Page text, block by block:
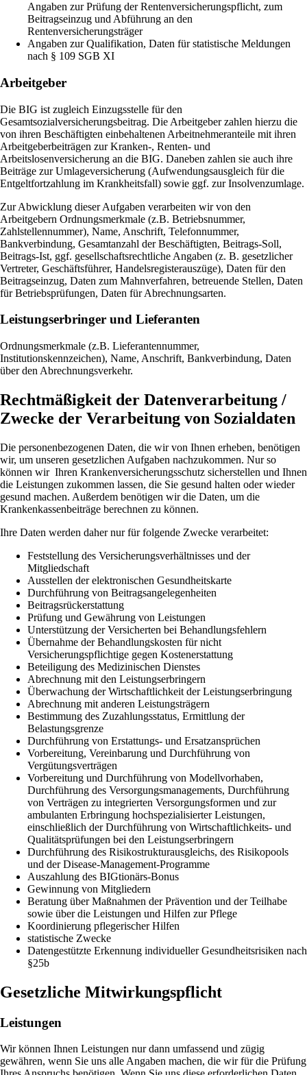
Angaben zur Prüfung der Rentenversicherungspflicht, zum
Beitragseinzug und Abführung an den
Rentenversicherungsträger
Angaben zur Qualifikation, Daten für statistische Meldungen
nach § 109 SGB XI
Arbeitgeber
Die BIG ist zugleich Einzugsstelle für den
Gesamtsozialversicherungsbeitrag. Die Arbeitgeber zahlen hierzu die
von ihren Beschäftigten einbehaltenen Arbeitnehmeranteile mit ihren
Arbeitgeberbeiträgen zur Kranken-, Renten- und
Arbeitslosenversicherung an die BIG. Daneben zahlen sie auch ihre
Beiträge zur Umlageversicherung (Aufwendungsausgleich für die
Entgeltfortzahlung im Krankheitsfall) sowie ggf. zur Insolvenzumlage.
Zur Abwicklung dieser Aufgaben verarbeiten wir von den
Arbeitgebern Ordnungsmerkmale (z.B. Betriebsnummer,
Zahlstellennummer), Name, Anschrift, Telefonnummer,
Bankverbindung, Gesamtanzahl der Beschäftigten, Beitrags-Soll,
Beitrags-Ist, ggf. gesellschaftsrechtliche Angaben (z. B. gesetzlicher
Vertreter, Geschäftsführer, Handelsregisterauszüge), Daten für den
Beitragseinzug, Daten zum Mahnverfahren, betreuende Stellen, Daten
für Betriebsprüfungen, Daten für Abrechnungsarten.
Leistungserbringer und Lieferanten
Ordnungsmerkmale (z.B. Lieferantennummer,
Institutionskennzeichen), Name, Anschrift, Bankverbindung, Daten
über den Abrechnungsverkehr.
Rechtmäßigkeit der Datenverarbeitung /
Zwecke der Verarbeitung von Sozialdaten
Die personenbezogenen Daten, die wir von Ihnen erheben, benötigen
wir, um unseren gesetzlichen Aufgaben nachzukommen. Nur so
können wir Ihren Krankenversicherungsschutz sicherstellen und Ihnen
die Leistungen zukommen lassen, die Sie gesund halten oder wieder
gesund machen. Außerdem benötigen wir die Daten, um die
Krankenkassenbeiträge berechnen zu können.
Ihre Daten werden daher nur für folgende Zwecke verarbeitet:
Feststellung des Versicherungsverhältnisses und der
Mitgliedschaft
Ausstellen der elektronischen Gesundheitskarte
Durchführung von Beitragsangelegenheiten
Beitragsrückerstattung
Prüfung und Gewährung von Leistungen
Unterstützung der Versicherten bei Behandlungsfehlern
Übernahme der Behandlungskosten für nicht
Versicherungspflichtige gegen Kostenerstattung
Beteiligung des Medizinischen Dienstes
Abrechnung mit den Leistungserbringern
Überwachung der Wirtschaftlichkeit der Leistungserbringung
Abrechnung mit anderen Leistungsträgern
Bestimmung des Zuzahlungsstatus, Ermittlung der
Belastungsgrenze
Durchführung von Erstattungs- und Ersatzansprüchen
Vorbereitung, Vereinbarung und Durchführung von
Vergütungsverträgen
Vorbereitung und Durchführung von Modellvorhaben,
Durchführung des Versorgungsmanagements, Durchführung
von Verträgen zu integrierten Versorgungsformen und zur
ambulanten Erbringung hochspezialisierter Leistungen,
einschließlich der Durchführung von Wirtschaftlichkeits- und
Qualitätsprüfungen bei den Leistungserbringern
Durchführung des Risikostrukturausgleichs, des Risikopools
und der Disease-Management-Programme
Auszahlung des BIGtionärs-Bonus
Gewinnung von Mitgliedern
Beratung über Maßnahmen der Prävention und der Teilhabe
sowie über die Leistungen und Hilfen zur Pflege
Koordinierung pflegerischer Hilfen
statistische Zwecke
Datengestützte Erkennung individueller Gesundheitsrisiken nach
§25b
Gesetzliche Mitwirkungspflicht
Leistungen
Wir können Ihnen Leistungen nur dann umfassend und zügig
gewähren, wenn Sie uns alle Angaben machen, die wir für die Prüfung